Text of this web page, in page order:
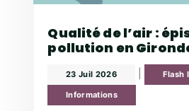
Qualité de l’air :
pollution en
23 Juil 2026 Flash
Informations